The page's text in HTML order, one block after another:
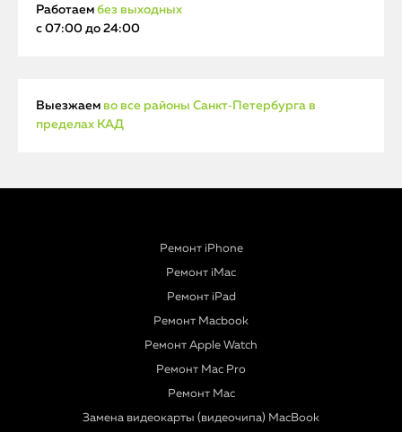
Работаем без выходных
с 07:00 до 24:00
Выезжаем во все районы Санкт‑Петербурга в
пределах КАД
Ремонт iPhone
Ремонт iMac
Ремонт iPad
Ремонт Macbook
Ремонт Apple Watch
Ремонт Mac Pro
Ремонт Mac
Замена видеокарты (видеочипа) MacBook